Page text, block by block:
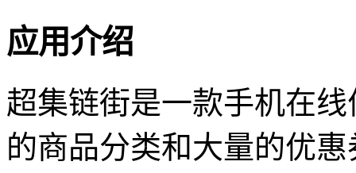
应用介绍
超集链街是一款手机在线
的商品分类和大量的优